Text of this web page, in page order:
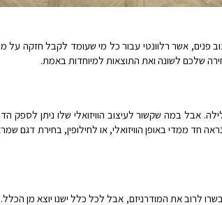
פנים, אשר רלוונטי עבור כל מי שעומד לקבל
שלכם לשונה ואת התוצאות למיוחדות באמת.
אבל במה שקשור לעיצוב הוויזואלי שלו ניתן
חד ממדי באופן הוויזואלי, או לחילופין, בחירת
לרוב את המודרניזם, אבל לכל כלל ישנו יוצא מן